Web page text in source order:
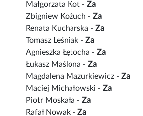
Małgorzata Kot -Za
Zbigniew Kożuch -Za
Renata Kucharska -Za
Tomasz Leśniak -Za
Agnieszka Łętocha -Za
Łukasz Maślona -Za
Magdalena Mazurkiewicz -Za
Maciej Michałowski -Za
Piotr Moskała -Za
Rafał Nowak -Za